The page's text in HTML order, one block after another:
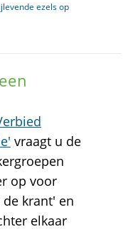
ezels op
vraagt u de
op voor
krant' en
elkaar